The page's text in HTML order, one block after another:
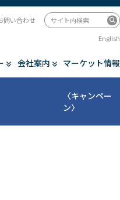
会社案内 マーケット情報
問い合わせ
English
〈キャンペー
ン〉